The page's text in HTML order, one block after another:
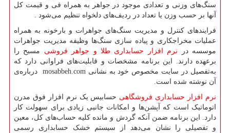
سنگ‌های وزنی و تعدادی موجود در جواهر به همراه فی و قیمت کل
آنها بر حسب وزن یا تعداد در ردیف‌های دلخواه تنظیم می‌شود
فرایندهای کنترل و مدیریت سنگ‌های جواهرات و بارخونه به همراه
عملیات مخراجکاری و پیاده سازی سنگ‌ها وظیفه مدیریت جواهرات
موسسه در نرم افزار حسابداری طلا و جواهر فروشی مسبح را
برعهده دارند. این برنامه مشخصات و قابلیت‌های فراوانی دارد که
به‌تفصیل در سایت مخصوص خود به نشانی mosabbeh.com
درباره‌ی
آن نوشته شده است.
نرم افزار حسابداری فروشگاهی حسابیس یک نرم افزار فوق مدرن
اتوماتیک است که آپشن‌ها و امکانات جانبی زیادی برای سهولت کار
دارد. این برنامه ضمن آنکه گردش و مانده کلیه‌ حساب‌های کل، معین
و تفصیلی را نشان می‌دهد از سیستم خشک حسابداری رسمی